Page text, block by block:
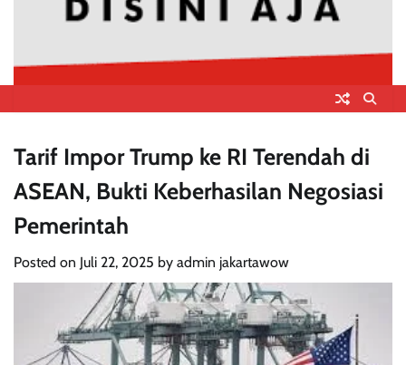
Tarif Impor Trump ke RI Terendah di
ASEAN, Bukti Keberhasilan Negosiasi
Pemerintah
Posted on Juli 22, 2025 by admin jakartawow